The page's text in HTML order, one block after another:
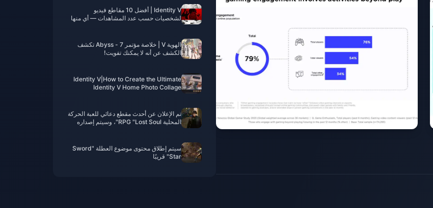
Identity V | أفضل 10 مقاطع فيديو
لشخصيات حسب عدد المشاهدات — أي منها
الهوية V | خلاصة مؤتمر Abyss - 7 تكشف
الكشف عن أنه لا يمكنك تفويت!
Identity V|How to Create the Ultimate
Identity V Home Photo Collage
تم الإعلان عن أحدث مقطع دعائي للعبة الحركة
المحلية RPG "Lost Soul"، وسيتم إصداره
سيتم إطلاق محتوى موضوع العطلة "Sword
Star" قريبًا